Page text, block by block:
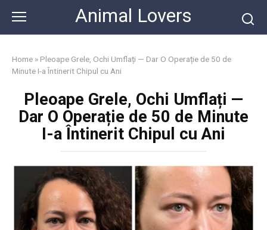
content
Animal Lovers
Home » Pleoape Grele, Ochi Umflați — Dar O Operație de 50 de
Minute I-a Întinerit Chipul cu Ani
Pleoape Grele, Ochi Umflați —
Dar O Operație de 50 de Minute
I-a Întinerit Chipul cu Ani